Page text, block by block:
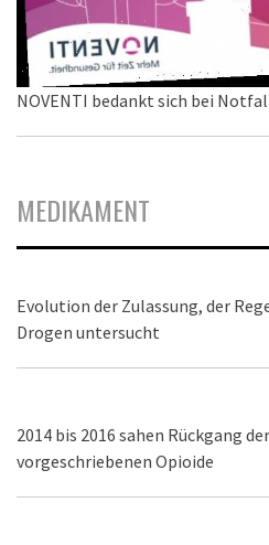
NOVENTI bedankt sich bei
MEDIKAMENT
Evolution der Zulassung, der
Drogen untersucht
2014 bis 2016 sahen Rückgang
vorgeschriebenen Opioide